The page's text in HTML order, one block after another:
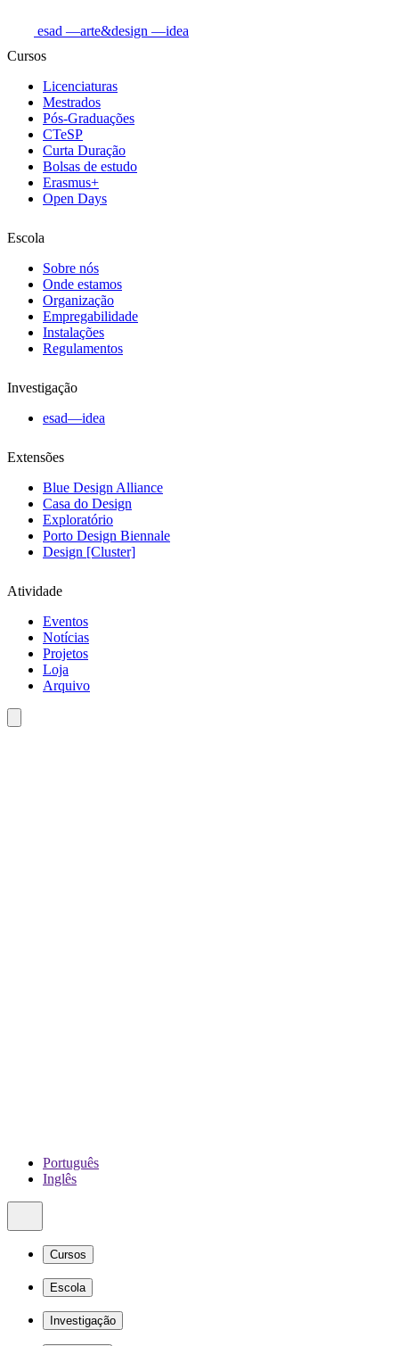
esad —arte&design —idea
Cursos
Licenciaturas
Mestrados
Pós-Graduações
CTeSP
Curta Duração
Bolsas de estudo
Erasmus+
Open Days
Escola
Sobre nós
Onde estamos
Organização
Empregabilidade
Instalações
Regulamentos
Investigação
esad—idea
Extensões
Blue Design Alliance
Casa do Design
Exploratório
Porto Design Biennale
Design [Cluster]
Atividade
Eventos
Notícias
Projetos
Loja
Arquivo
Português
Inglês
Cursos
Escola
Investigação